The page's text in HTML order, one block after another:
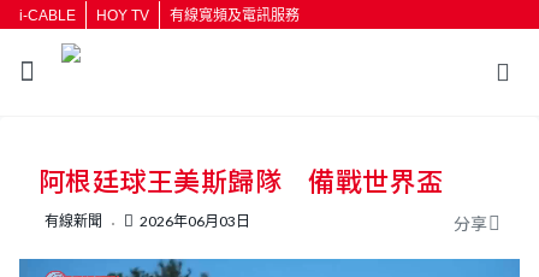
i-CABLE HOY TV 有線寬頻及電訊服務
按輸入鍵開始搜尋
阿根廷球王美斯歸隊 備戰世界盃
有線新聞 2026年06月03日 分享